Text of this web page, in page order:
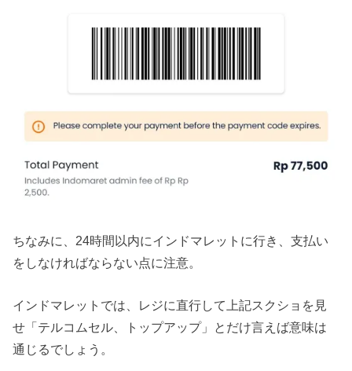
ちなみに、24時間以内にインドマレットに行き、支払い
をしなければならない点に注意。
インドマレットでは、レジに直行して上記スクショを見
せ「テルコムセル、トップアップ」とだけ言えば意味は
通じるでしょう。